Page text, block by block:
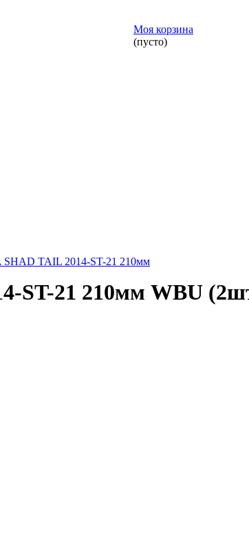
Моя корзина
(пусто)
SHAD TAIL 2014-ST-21 210мм
ST-21 210мм WBU